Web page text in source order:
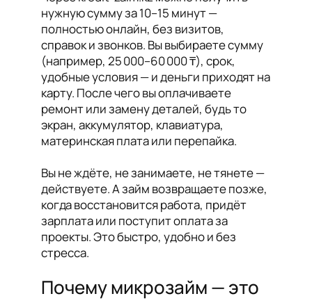
нужную сумму за 10–15 минут —
полностью онлайн, без визитов,
справок и звонков. Вы выбираете сумму
(например, 25 000–60 000 ₸), срок,
удобные условия — и деньги приходят на
карту. После чего вы оплачиваете
ремонт или замену деталей, будь то
экран, аккумулятор, клавиатура,
материнская плата или перепайка.
Вы не ждёте, не занимаете, не тянете —
действуете. А займ возвращаете позже,
когда восстановится работа, придёт
зарплата или поступит оплата за
проекты. Это быстро, удобно и без
стресса.
Почему микрозайм — это